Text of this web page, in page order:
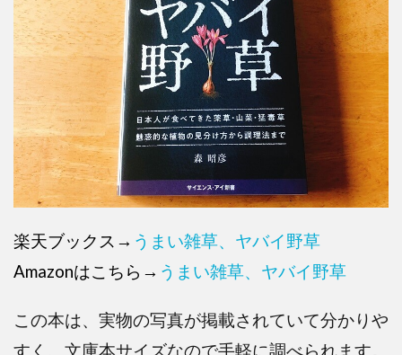
楽天ブックス→ うまい雑草、ヤバイ野草
Amazonはこちら→ うまい雑草、ヤバイ野草
この本は、実物の写真が掲載されていて分かりや
すく、文庫本サイズなので手軽に調べられます。